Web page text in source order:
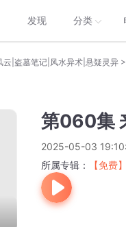
发现 分类
云|盗墓笔记|风水异术|悬疑灵异 >
第060集
2025-05-03
所属专辑：
【免费